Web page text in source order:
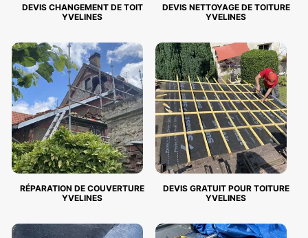
DEVIS CHANGEMENT DE TOIT
YVELINES
DEVIS NETTOYAGE DE TOITURE
YVELINES
RÉPARATION DE COUVERTURE
YVELINES
DEVIS GRATUIT POUR TOITURE
YVELINES